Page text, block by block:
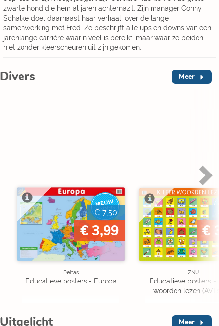
zwarte hond die hem al jaren achternazit. Zijn manager Conny
Schalke doet daarnaast haar verhaal, over de lange
samenwerking met Fred. Ze beschrijft alle ups en downs van een
jarenlange carrière waarin veel is bereikt, maar waar ze beiden
niet zonder kleerscheuren uit zijn gekomen.
Divers Meer
NIEUW
BINNEN
€ 7,50
€ 3,99
Deltas
Educatieve posters - Europa
€
ZNU
Educatieve posters -
woorden lezen (AVI
Uitgelicht Meer